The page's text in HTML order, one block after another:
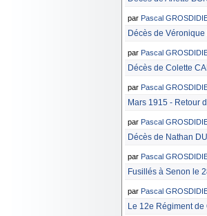
par Pascal
Décès de
par Pascal
Décès de Colette
par Pascal
Mars 1915 - Retour
par Pascal
Décès de Nathan
par Pascal
Fusillés à Senon le
par Pascal
Le 12e Régiment